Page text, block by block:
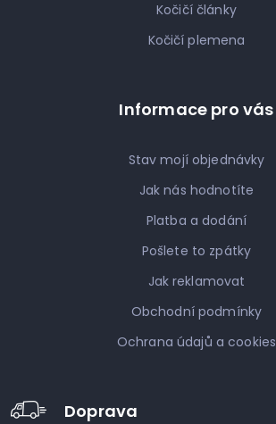
Kočičí články
Kočičí plemena
Informace pro vás
Stav mojí objednávky
Jak nás hodnotíte
Platba a dodání
Pošlete to zpátky
Jak reklamovat
Obchodní podmínky
Ochrana údajů a cookies
Doprava